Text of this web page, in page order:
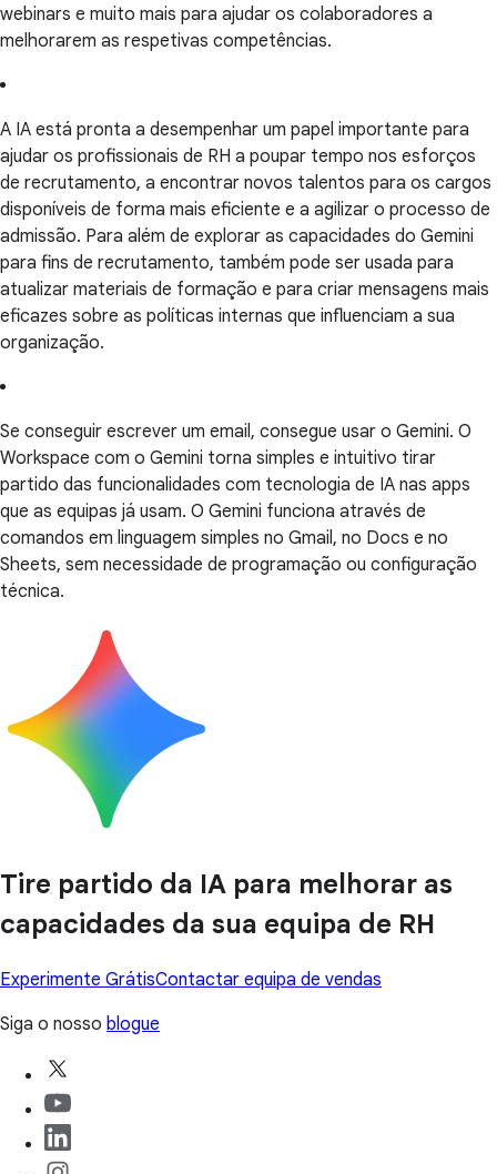
webinars e muito mais para ajudar os colaboradores a
melhorarem as respetivas competências.
A IA está pronta a desempenhar um papel importante para
ajudar os profissionais de RH a poupar tempo nos esforços
de recrutamento, a encontrar novos talentos para os cargos
disponíveis de forma mais eficiente e a agilizar o processo de
admissão. Para além de explorar as capacidades do Gemini
para fins de recrutamento, também pode ser usada para
atualizar materiais de formação e para criar mensagens mais
eficazes sobre as políticas internas que influenciam a sua
organização.
Se conseguir escrever um email, consegue usar o Gemini. O
Workspace com o Gemini torna simples e intuitivo tirar
partido das funcionalidades com tecnologia de IA nas apps
que as equipas já usam. O Gemini funciona através de
comandos em linguagem simples no Gmail, no Docs e no
Sheets, sem necessidade de programação ou configuração
técnica.
Tire partido da IA para melhorar as
capacidades da sua equipa de RH
Experimente GrátisContactar equipa de vendas
Siga o nosso blogue